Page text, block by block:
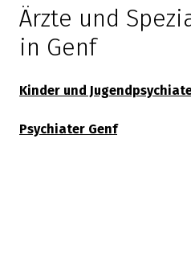
Ärzte und
in Genf
Kinder und
Psychiater Genf